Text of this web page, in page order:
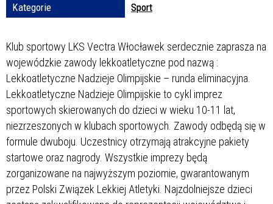
Kategorie
Sport
Klub sportowy LKS Vectra Włocławek serdecznie zaprasza na
wojewódzkie zawody lekkoatletyczne pod nazwą :
Lekkoatletyczne Nadzieje Olimpijskie – runda eliminacyjna.
Lekkoatletyczne Nadzieje Olimpijskie to cykl imprez
sportowych skierowanych do dzieci w wieku 10-11 lat,
niezrzeszonych w klubach sportowych. Zawody odbędą się w
formule dwuboju. Uczestnicy otrzymają atrakcyjne pakiety
startowe oraz nagrody. Wszystkie imprezy będą
zorganizowane na najwyższym poziomie, gwarantowanym
przez Polski Związek Lekkiej Atletyki. Najzdolniejsze dzieci